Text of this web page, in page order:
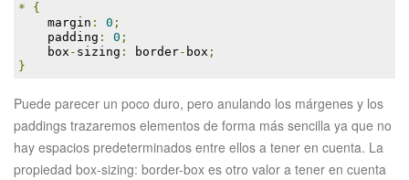
*
{
margin : 0 ;
padding : 0 ;
box - sizing : border- box ;
}
Puede parecer un poco duro, pero anulando los márgenes y los
paddings trazaremos elementos de forma más sencilla ya que no
hay espacios predeterminados entre ellos a tener en cuenta. La
propiedad box-sizing: border-box es otro valor a tener en cuenta